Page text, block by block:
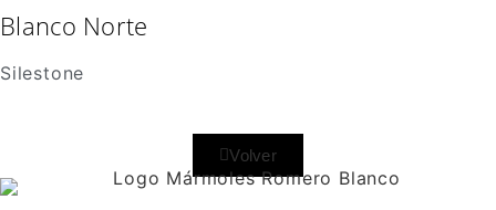
Blanco Norte
Silestone
Volver